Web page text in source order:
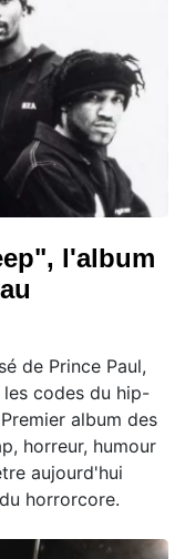
l'album
de Prince Paul,
les codes du hip-
album des
horreur, humour
aujourd'hui
horrorcore.